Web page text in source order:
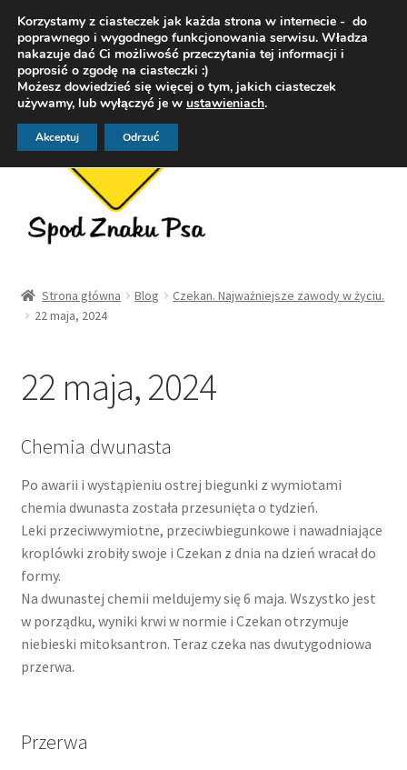
Przejdź
do
nawigacji
Przejdź
do
treści
Menu
OFERTA
1 lutego, 2024
3 lutego, 2024
5 lutego, 2024
15 lutego, 2024
Strona główna Blog
Czekan. Najważniejsze zawody w życiu.
22 maja, 2024
22 maja, 2024
Chemia dwunasta
Po awarii i wystąpieniu ostrej biegunki z wymiotami
chemia dwunasta została przesunięta o tydzień.
Leki przeciwwymiotne, przeciwbiegunkowe i nawadniające
kroplówki zrobiły swoje i Czekan z dnia na dzień wracał do
formy.
Na dwunastej chemii meldujemy się 6 maja. Wszystko jest
w porządku, wyniki krwi w normie i Czekan otrzymuje
niebieski mitoksantron. Teraz czeka nas dwutygodniowa
przerwa.
Przerwa
Korzystamy z ciasteczek jak każda strona w internecie - do
poprawnego i wygodnego funkcjonowania serwisu. Władza
nakazuje dać Ci możliwość przeczytania tej informacji i
poprosić o zgodę na ciasteczki :)
Możesz dowiedzieć się więcej o tym, jakich ciasteczek
używamy, lub wyłączyć je w ustawieniach.
Akceptuj Odrzuć